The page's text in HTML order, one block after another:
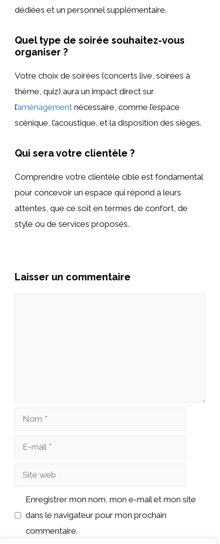
dédiées et un personnel supplémentaire.
Quel type de soirée souhaitez-vous
organiser ?
Votre choix de soirées (concerts live, soirées à
thème, quiz) aura un impact direct sur
l’aménagement nécessaire, comme l’espace
scénique, l’acoustique, et la disposition des sièges.
Qui sera votre clientèle ?
Comprendre votre clientèle cible est fondamental
pour concevoir un espace qui répond à leurs
attentes, que ce soit en termes de confort, de
style ou de services proposés.
Laisser un commentaire
Nom
Site
Enregistrer mon nom, mon e-mail et mon site
dans le navigateur pour mon prochain
commentaire.